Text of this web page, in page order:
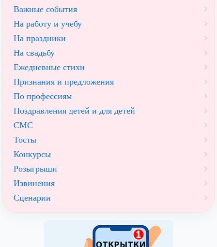
Важные события
На работу и учебу
На праздники
На свадьбу
Ежедневные стихи
Признания и предложения
По профессиям
Поздравления детей и для детей
СМС
Тосты
Конкурсы
Розыгрыши
Извинения
Сценарии